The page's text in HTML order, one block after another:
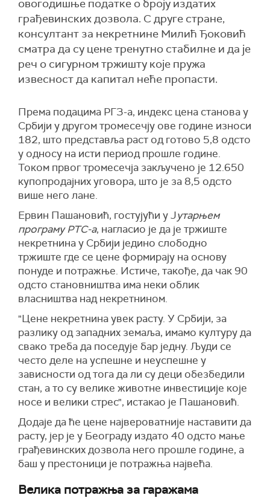
овогодишње податке о броју издатих
грађевинских дозвола. С друге стране,
консултант за некретнине Милић Ђоковић
сматра да су цене тренутно стабилне и да је
реч о сигурном тржишту које пружа
извесност да капитал неће пропасти.
Према подацима РГЗ-а, индекс цена станова у
Србији у другом тромесечју ове године износи
182, што представља раст од готово 5,8 одсто
у односу на исти период прошле године.
Током првог тромесечја закључено је 12.650
купопродајних уговора, што је за 8,5 одсто
више него лане.
Ервин Пашановић, гостујући у Јутарњем
програму РТС-а, нагласио је да је тржиште
некретнина у Србији једино слободно
тржиште где се цене формирају на основу
понуде и потражње. Истиче, такође, да чак 90
одсто становништва има неки облик
власништва над некретнином.
"Цене некретнина увек расту. У Србији, за
разлику од западних земаља, имамо културу да
свако треба да поседује бар једну. Људи се
често деле на успешне и неуспешне у
зависности од тога да ли су деци обезбедили
стан, а то су велике животне инвестиције које
носе и велики стрес", истакао је Пашановић.
Додаје да ће цене највероватније наставити да
расту, јер је у Београду издато 40 одсто мање
грађевинских дозвола него прошле године, а
баш у престоници је потражња највећа.
Велика потражња за гаражама